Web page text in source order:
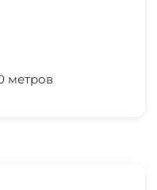
метров